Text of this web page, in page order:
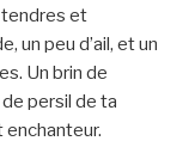
tendres et
un peu d’ail, et un
Un brin de
persil de ta
enchanteur.